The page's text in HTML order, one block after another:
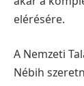
elérésére.
A Nemzeti
Nébih